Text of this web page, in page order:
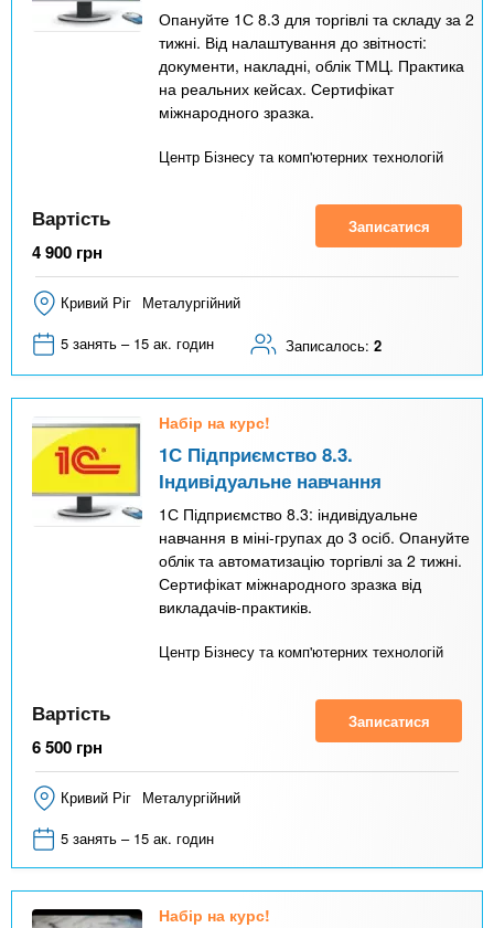
Опануйте 1С 8.3 для торгівлі та складу за 2
тижні. Від налаштування до звітності:
документи, накладні, облік ТМЦ. Практика
на реальних кейсах. Сертифікат
міжнародного зразка.
Центр Бізнесу та комп'ютерних технологій
Вартість
4 900 грн
Записатися
Кривий Ріг Металургійний
5 занять – 15 ак. годин
Записалось: 2
Набір на курс!
1С Підприємство 8.3.
Індивідуальне навчання
1С Підприємство 8.3: індивідуальне
навчання в міні-групах до 3 осіб. Опануйте
облік та автоматизацію торгівлі за 2 тижні.
Сертифікат міжнародного зразка від
викладачів-практиків.
Центр Бізнесу та комп'ютерних технологій
Вартість
6 500 грн
Записатися
Кривий Ріг Металургійний
5 занять – 15 ак. годин
Набір на курс!